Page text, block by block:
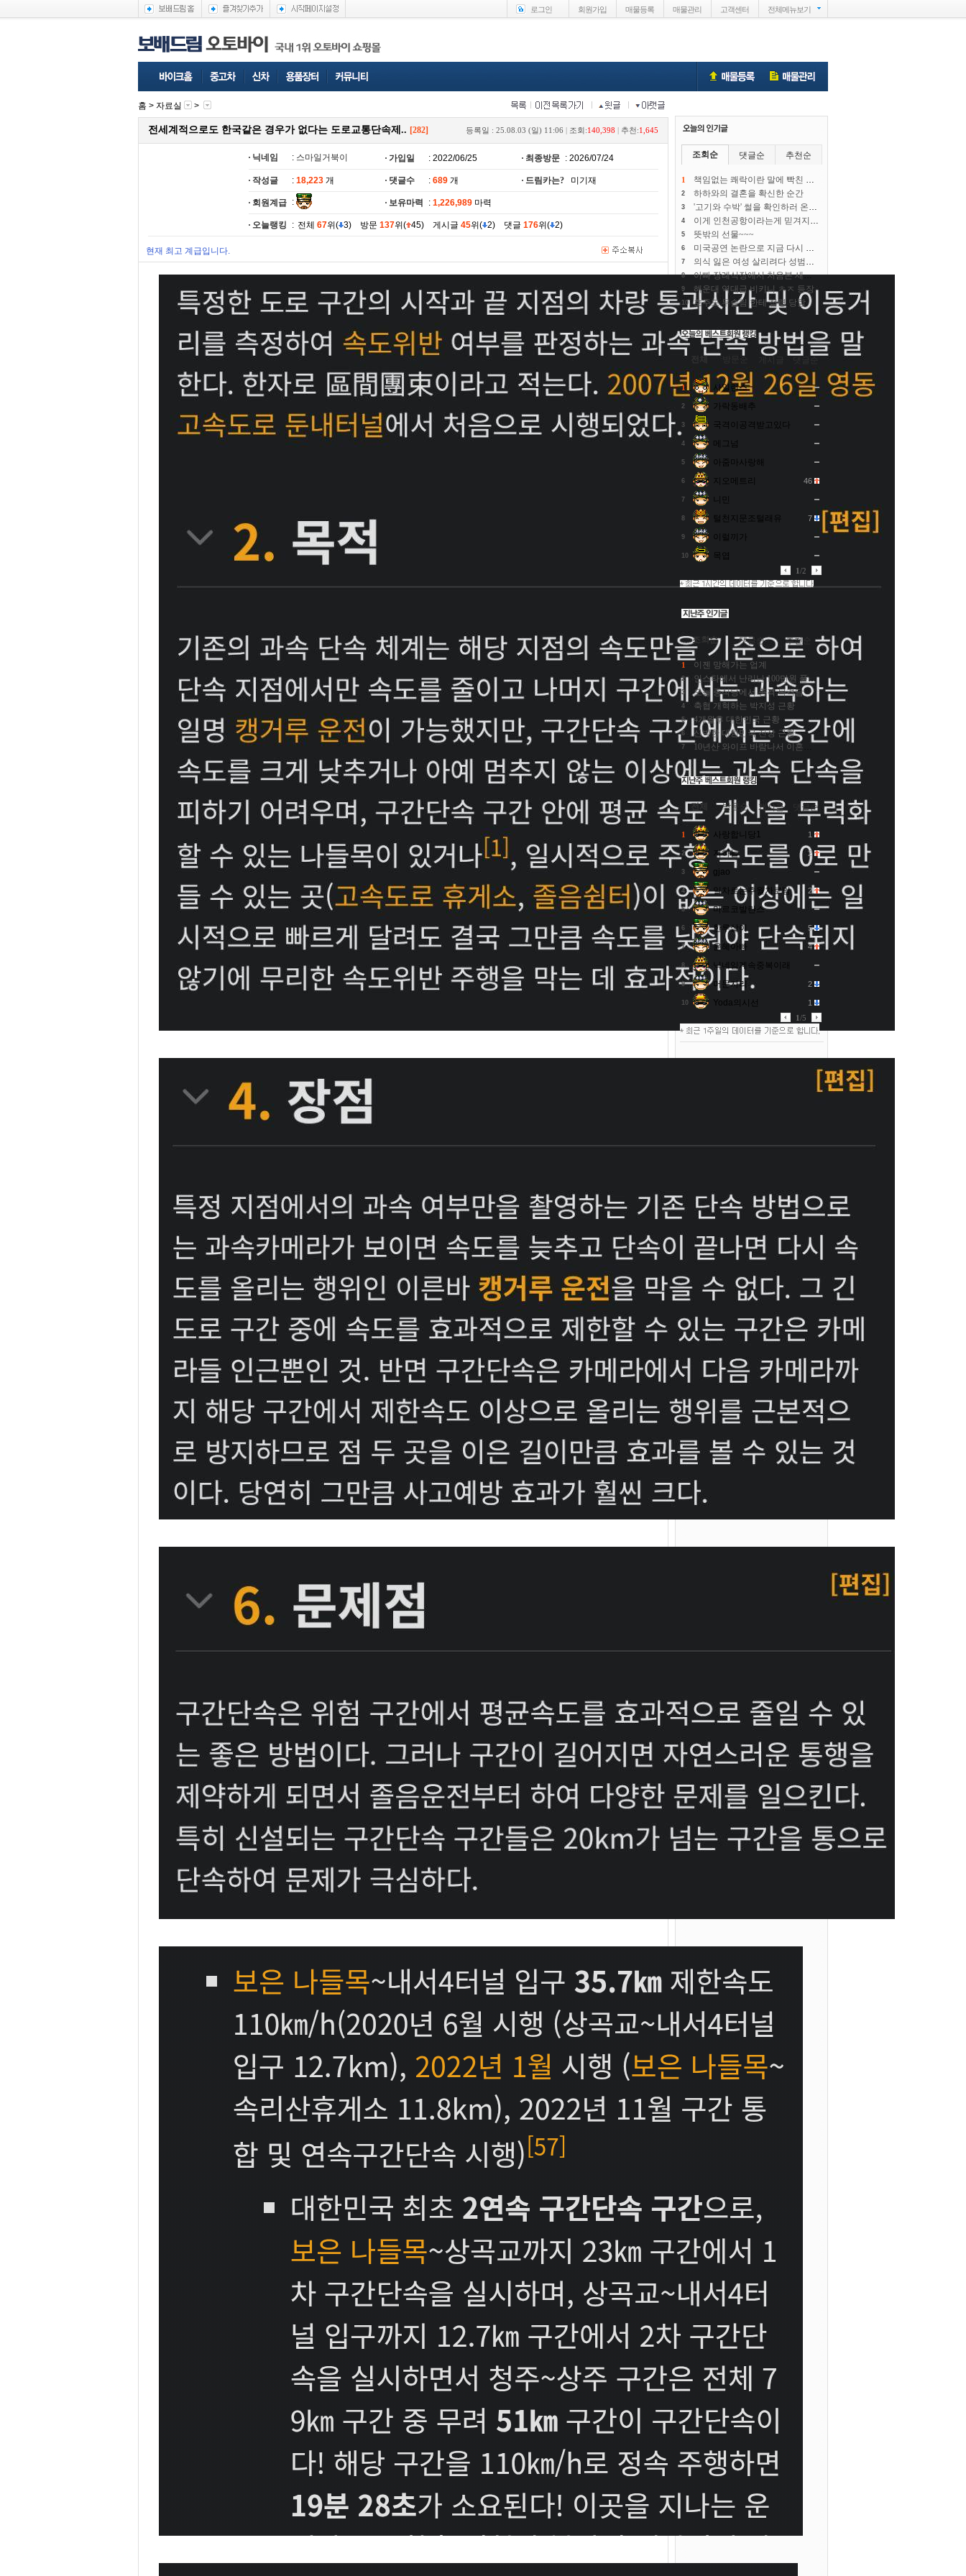
로그인 회원가입 매물등록 매물관리 고객센터 전체메뉴보기
홈 > 자료실 >
전세계적으로도 한국같은 경우가 없다는 도로교통단속제.. [282] 등록일 : 25.08.03 (일) 11:06 | 조회:140,398 | 추천:1,645
닉네임 : 스마일거북이 가입일 : 2022/06/25 최종방문 : 2026/07/24
작성글 : 18,223 개 댓글수 : 689 개 드림카는? 미기재
회원계급 : 보유마력 : 1,226,989 마력
오늘랭킹 : 전체 67위( 3) 방문 137위( 45) 게시글 45위( 2) 댓글 176위( 2)
현재 최고 계급입니다.
조회순 댓글순 추천순
1 책임없는 쾌락이란 말에 빡친 털바퀴맘.. ㄷㄷㄷ
2 하하와의 결혼을 확신한 순간
3 '고기와 수박' 썰을 확인하러 온 중국 틱톡커 ㅋ
4 이게 인천공항이라는게 믿겨지지 않음
5 뜻밖의 선물~~~
6 미국공연 논란으로 지금 다시 파묘되는 이상준 인성
7 의식 잃은 여성 살리려다 성범죄 신고당한 남성
8 아빠 장례식장에서 처음본 새엄마란 사람(고전
9 해운대 역대급 비키니 ㅊㅈ 등장
10 호주도 무슬림 한테 점령 당함
전체 방문순 게시글 댓글순
1 사일런스
2 가락동배추
3 국격이공격받고있다
4 메그넘
5 아줌마사랑해
6 지오메트리 46
7 니민
8 털천지문조털래유 7
9 이럴끼가
10 목엽
1/2
조회순 댓글순 추천순
1 이젠 망해가는 업계
2 인스타에서 난리난 100만원 풀빌라
3 오늘 중식당에서 충격 목격담
4 축협 개혁하는 박지성 근황
5 4개월후 대한민국 근황
6 신박한 대한민국 진상 근황
7 10년산 와이프 바람나서 이혼했다
전체 방문순 게시글 댓글순
1 사랑합니당1 1
2 저하늘 2
3 gjao
4 일차로는추월차로임 2
5 마르코발란스
6 한루살이 5
7 윤혜아빠 4
8 닉네임계속중복이래
9 머문자리 2
10 Yoda의시선
1
1/5